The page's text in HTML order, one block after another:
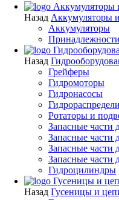
Аккумуляторы
Назад Аккумуляторы
Аккумуляторы
Назад
Грейферы
Гидромоторы
Гидронасосы
Ротаторы и
Запасные части
Запасные части
Запасные части
Запасные
Гидроцилиндры
Гусеницы и
Назад Гусеницы и